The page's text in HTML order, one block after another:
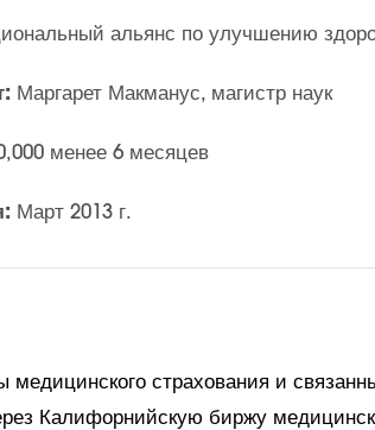
альянс по улучшению
Маргарет Макманус, магистр наук
менее 6 месяцев
Март 2013 г.
медицинского страхования и
Калифорнийскую биржу